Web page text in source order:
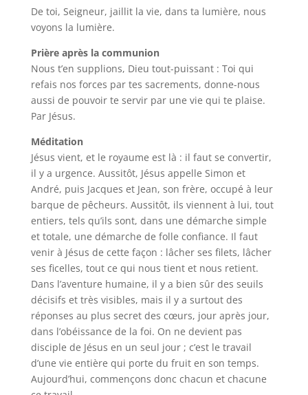
De toi, Seigneur, jaillit la vie, dans ta lumière, nous
voyons la lumière.
Prière après la communion
Nous t’en supplions, Dieu tout-puissant : Toi qui
refais nos forces par tes sacrements, donne-nous
aussi de pouvoir te servir par une vie qui te plaise.
Par Jésus.
Méditation
Jésus vient, et le royaume est là : il faut se convertir,
il y a urgence. Aussitôt, Jésus appelle Simon et
André, puis Jacques et Jean, son frère, occupé à leur
barque de pêcheurs. Aussitôt, ils viennent à lui, tout
entiers, tels qu’ils sont, dans une démarche simple
et totale, une démarche de folle confiance. Il faut
venir à Jésus de cette façon : lâcher ses filets, lâcher
ses ficelles, tout ce qui nous tient et nous retient.
Dans l’aventure humaine, il y a bien sûr des seuils
décisifs et très visibles, mais il y a surtout des
réponses au plus secret des cœurs, jour après jour,
dans l’obéissance de la foi. On ne devient pas
disciple de Jésus en un seul jour ; c’est le travail
d’une vie entière qui porte du fruit en son temps.
Aujourd’hui, commençons donc chacun et chacune